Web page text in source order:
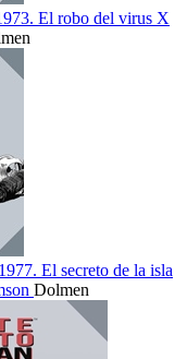
El robo del virus X
El secreto de la isla
Dolmen